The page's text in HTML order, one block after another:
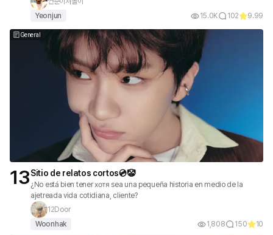
comunes♥️
Yeonjun
15.0K 102 9.99
General
13Sitio de relatos cortos💿🤡
¿No está bien tener хотя sea una pequeña historia en medio de la
ajetreada vida cotidiana, cliente?
12Door
Woonhak
1,808 150 10